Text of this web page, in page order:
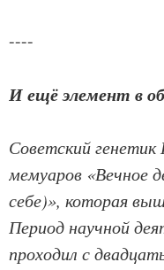
----
И ещё элемент в
Советский генетик
мемуаров «Вечное
себе)», которая
Период научной
проходил с